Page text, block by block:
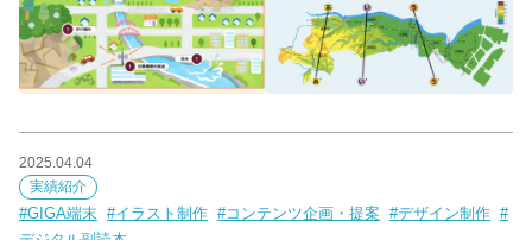
2025.04.04
実績紹介
GIGA端末 イラスト制作 コンテンツ企画・提案
デザイン制作